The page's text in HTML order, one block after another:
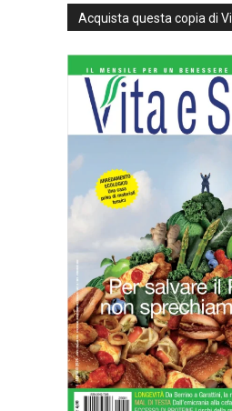
Acquista questa copia di